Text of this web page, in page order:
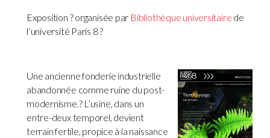
Exposition ? organisée par Bibliothèque universitaire de
l’université Paris 8 ?
Une ancienne fonderie industrielle
abandonnée comme ruine du post-
modernisme.? L’usine, dans un
entre-deux temporel, devient
terrain fertile, propice à la naissance